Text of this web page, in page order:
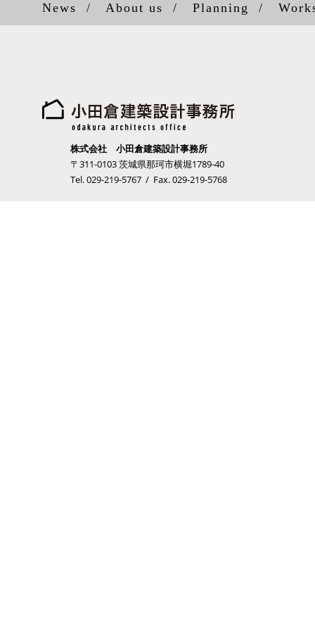
News / About us / Planning /
株式会社 小田倉建築設計事務所
〒311-0103 茨城県那珂市横堀1789-40
Tel. 029-219-5767 / Fax. 029-219-5768